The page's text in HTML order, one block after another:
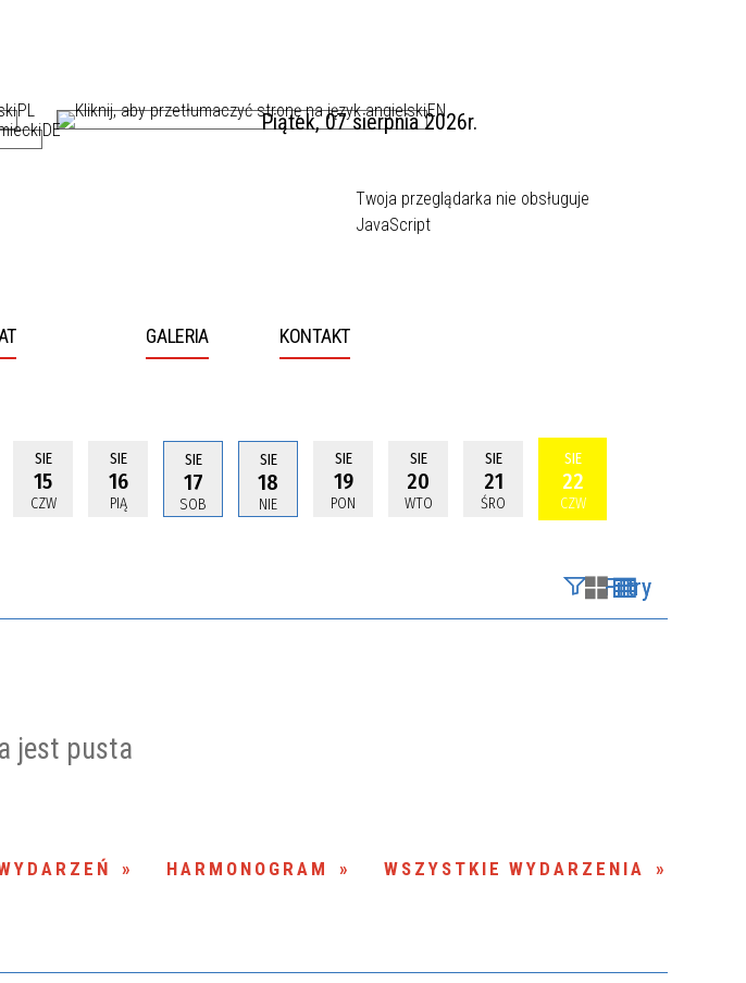
PL
EN
DE
Twoja przeglądarka nie obsługuje
JavaScript
Piątek, 07 sierpnia 2026r.
GALERIA KONTAKT
SIE
15
CZW
SIE
16
PIĄ
SIE
17
SOB
SIE
18
NIE
SIE
19
PON
SIE
20
WTO
SIE
21
ŚRO
SIE
22
CZW
Filtry
Miejsce
jest pusta
WSZYSTKIE WYDARZENIA
HARMONOGRAM